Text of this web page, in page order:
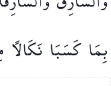
بِمَا كَسَبَا نَكَالًا